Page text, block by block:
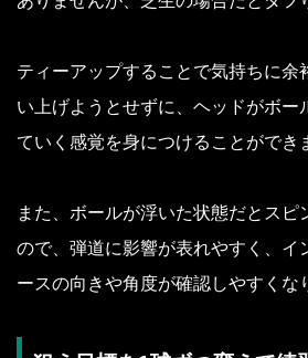
ティーアップすることで気持ちに余
い上げようとせずに、ヘッドがボー
ていく感覚を身につけることができ
また、ボールが浮いた状態だとスピ
ので、弾道に影響が表れやすく、イ
ースの向きや角度が確認しやすくな